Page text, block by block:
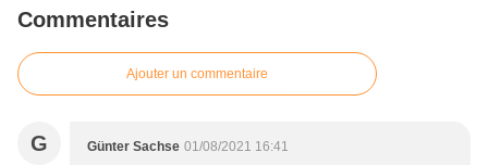
Commentaires
Ajouter un commentaire
G Günter Sachse 01/08/2021 16:41